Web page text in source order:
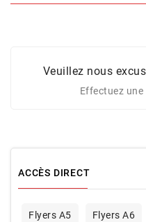
Veuillez nous
Effectuez une
ACCÈS DIRECT
Flyers A5 Flyers A6